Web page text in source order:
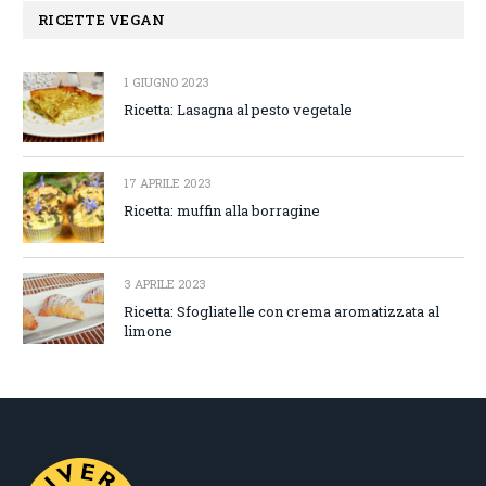
RICETTE VEGAN
1 GIUGNO 2023
Ricetta: Lasagna al pesto vegetale
17 APRILE 2023
Ricetta: muffin alla borragine
3 APRILE 2023
Ricetta: Sfogliatelle con crema aromatizzata al
limone